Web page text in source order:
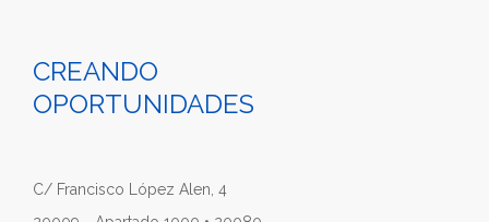
CREANDO
OPORTUNIDADES
C/ Francisco López Alen, 4